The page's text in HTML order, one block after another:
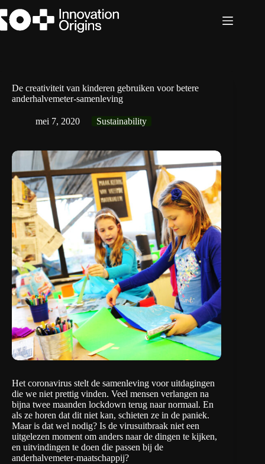
naar
de
De creativiteit van kinderen gebruiken voor betere
anderhalvemeter-samenleving
mei 7, 2020 Sustainability
Het coronavirus stelt de samenleving voor uitdagingen
die we niet prettig vinden. Veel mensen verlangen na
bijna twee maanden lockdown terug naar normaal. En
als ze horen dat dit niet kan, schieten ze in de paniek.
Maar is dat wel nodig? Is de virusuitbraak niet een
uitgelezen moment om anders naar de dingen te kijken,
en uitvindingen te doen die passen bij de
anderhalvemeter-maatschappij?